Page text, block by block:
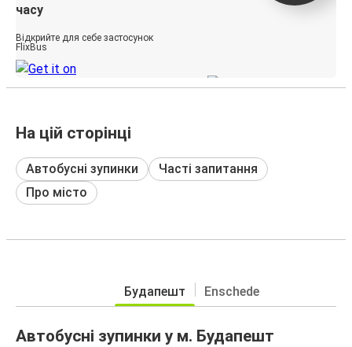
часу
Відкрийте для себе застосунок
FlixBus
На цій сторінці
Автобусні зупинки
Часті запитання
Про місто
Будапешт Enschede
Автобусні зупинки у м. Будапешт